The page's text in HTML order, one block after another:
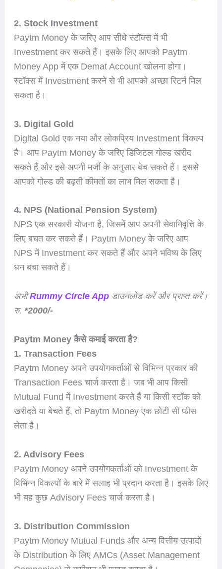
2. Stock Investment
Paytm Money के जरिए आप सीधे स्टॉक्स में भी
Investment कर सकते हैं। इसके लिए आपको Paytm
Money App में एक Demat Account खोलना होगा।
स्टॉक्स में Investment करने से भी आपको अच्छा रिटर्न मिल
सकता है।
3. Digital Gold
Digital Gold एक नया और लोकप्रिय Investment विकल्प
है। आप Paytm Money के जरिए डिजिटल गोल्ड खरीद
सकते हैं और इसे अपनी मर्जी के अनुसार बेच सकते हैं। इससे
आपको गोल्ड की बढ़ती कीमतों का लाभ मिल सकता है।
4. NPS (National Pension System)
NPS एक सरकारी योजना है, जिसमें आप अपनी सेवानिवृत्ति के
लिए बचत कर सकते हैं। Paytm Money के जरिए आप
NPS में Investment कर सकते हैं और अपने भविष्य के लिए
धन बचा सकते हैं।
अभीRummy Circle Appडाउनलोड करें और प्राप्त करें।
रु. *2000/-
Paytm Money कैसे कमाई करता है?
1. Transaction Fees
Paytm Money अपने उपयोगकर्ताओं से विभिन्न प्रकार की
Transaction Fees चार्ज करता है। जब भी आप किसी
Mutual Fund में Investment करते हैं या किसी स्टॉक को
खरीदते या बेचते हैं, तो Paytm Money एक छोटी सी फीस
लेता है।
2. Advisory Fees
Paytm Money अपने उपयोगकर्ताओं को Investment के
विभिन्न विकल्पों के बारे में सलाह भी प्रदान करता है। इसके लिए
भी यह कुछ Advisory Fees चार्ज करता है।
3. Distribution Commission
Paytm Money Mutual Funds और अन्य वित्तीय उत्पादों
के Distribution के लिए AMCs (Asset Management